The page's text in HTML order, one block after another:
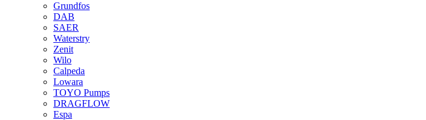
Grundfos
DAB
SAER
Waterstry
Zenit
Wilo
Calpeda
Lowara
TOYO Pumps
DRAGFLOW
Espa